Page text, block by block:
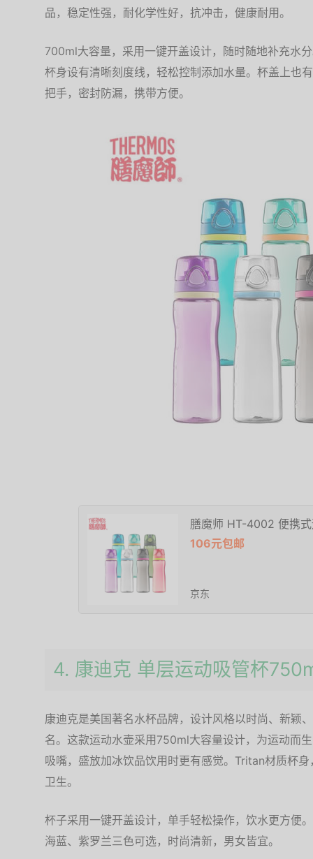
品，稳定性强，耐化学性好，抗冲击，健康耐用。
700ml大容量，采用一键开盖设计，随时随地补充水
杯身设有清晰刻度线，轻松控制添加水量。杯盖上也
把手，密封防漏，携带方便。
膳魔师 HT-4002 便携
106元包邮
京东
4. 康迪克 单层运动吸管杯
康迪克是美国著名水杯品牌，设计风格以时尚、新颖
名。这款运动水壶采用750ml大容量设计，为运动而
吸嘴，盛放加冰饮品饮用时更有感觉。Tritan材质杯
卫生。
杯子采用一键开盖设计，单手轻松操作，饮水更方便
海蓝、紫罗兰三色可选，时尚清新，男女皆宜。